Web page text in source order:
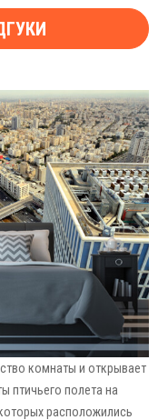
комнаты и открывает
птичьего полета на
расположились